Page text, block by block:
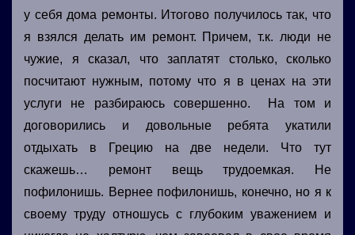
у себя дома ремонты. Итогово получилось так, что
я взялся делать им ремонт. Причем, т.к. люди не
чужие, я сказал, что заплатят столько, сколько
посчитают нужным, потому что я в ценах на эти
услуги не разбираюсь совершенно. На том и
договорились и довольные ребята укатили
отдыхать в Грецию на две недели. Что тут
скажешь… ремонт вещь трудоемкая. Не
пофилонишь. Вернее пофилонишь, конечно, но я к
своему труду отношусь с глубоким уважением и